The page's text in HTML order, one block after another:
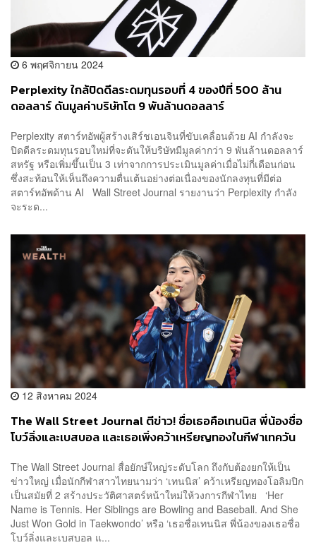
6 พฤศจิกายน 2024
Perplexity ใกล้ปิดดีลระดมทุนรอบที่ 4 ของปีที่ 500 ล้าน
ดอลลาร์ ดันมูลค่าบริษัทโต 9 พันล้านดอลลาร์
Perplexity สตาร์ทอัพผู้สร้างเสิร์ชเอนจินที่ขับเคลื่อนด้วย AI กำลังจะ
ปิดดีลระดมทุนรอบใหม่ที่จะดันให้บริษัทมีมูลค่ากว่า 9 พันล้านดอลลาร์
สหรัฐ หรือเพิ่มขึ้นเป็น 3 เท่าจากการประเมินมูลค่าเมื่อไม่กี่เดือนก่อน
ซึ่งสะท้อนให้เห็นถึงความตื่นเต้นอย่างต่อเนื่องของนักลงทุนที่มีต่อ
สตาร์ทอัพด้าน AI Wall Street Journal รายงานว่า Perplexity กำลัง
จะระด...
12 สิงหาคม 2024
The Wall Street Journal ตีข่าว! ชื่อเธอคือเทนนิส พี่น้องชื่อ
โบว์ลิ่งและเบสบอล และเธอเพิ่งคว้าเหรียญทองในกีฬาเทควัน
The Wall Street Journal สื่อยักษ์ใหญ่ระดับโลก ถึงกับต้องยกให้เป็น
ข่าวใหญ่ เมื่อนักกีฬาสาวไทยนามว่า ‘เทนนิส’ คว้าเหรียญทองโอลิมปิก
เป็นสมัยที่ 2 สร้างประวัติศาสตร์หน้าใหม่ให้วงการกีฬาไทย ‘Her
Name is Tennis. Her Siblings are Bowling and Baseball. And She
Just Won Gold in Taekwondo’ หรือ ‘เธอชื่อเทนนิส พี่น้องของเธอชื่อ
โบว์ลิ่งและเบสบอล แ...